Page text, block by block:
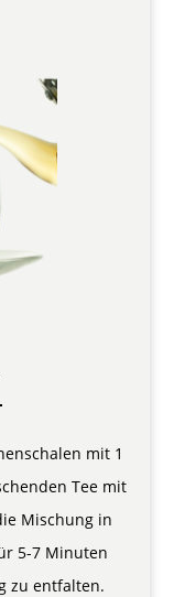
mit 1
Tee mit
Mischung in
5-7 Minuten
zu entfalten.